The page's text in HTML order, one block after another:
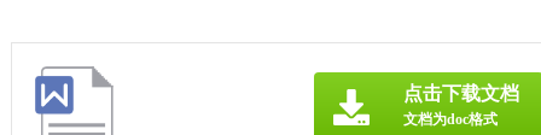
点击下载文档
文档为doc格式